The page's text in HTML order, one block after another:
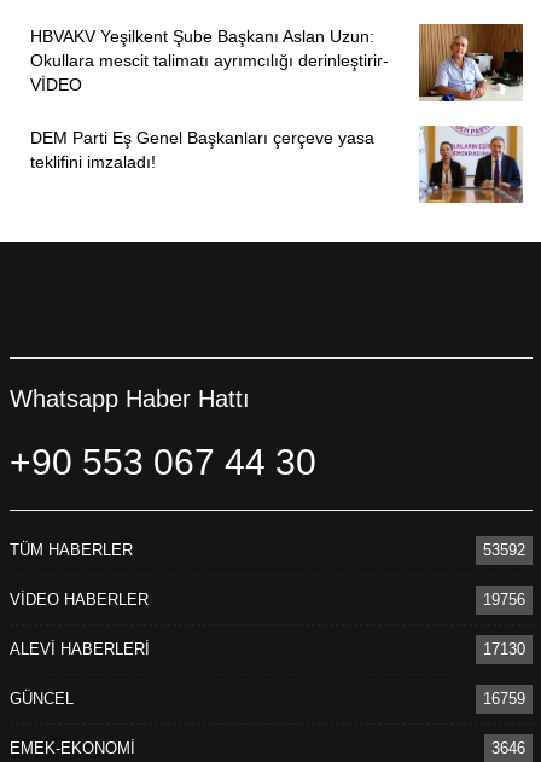
HBVAKV Yeşilkent Şube Başkanı Aslan Uzun:
Okullara mescit talimatı ayrımcılığı derinleştirir-
VİDEO
DEM Parti Eş Genel Başkanları çerçeve yasa
teklifini imzaladı!
Whatsapp Haber Hattı
+90 553 067 44 30
TÜM HABERLER 53592
VİDEO HABERLER 19756
ALEVİ HABERLERİ 17130
GÜNCEL 16759
EMEK-EKONOMİ 3646